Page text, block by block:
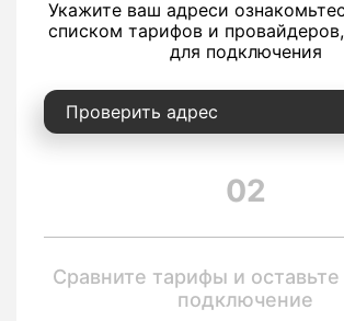
Укажите ваш адреси
списком тарифов и
для подключения
Проверить адрес
02
Сравните тарифы и оставьте
подключение